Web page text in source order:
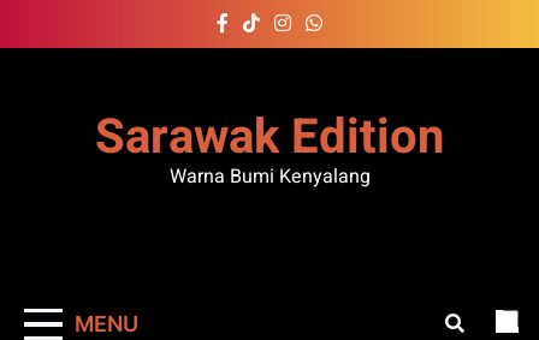
to
Sarawak Edition
Warna Bumi Kenyalang
MENU